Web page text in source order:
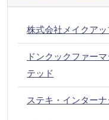
株式会社メイクア
ドンクックファー
テッド
ステキ・インター